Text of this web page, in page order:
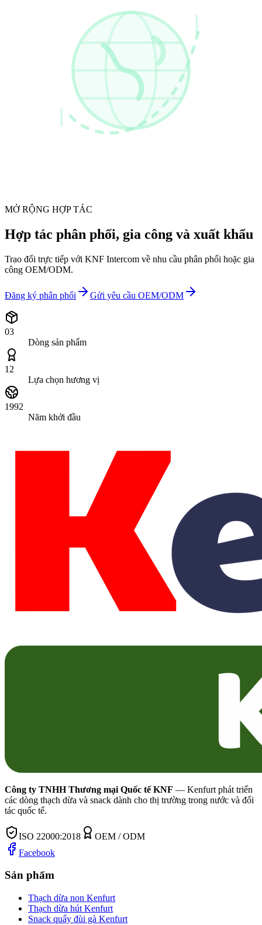
MỞ RỘNG HỢP TÁC
Hợp tác phân phối, gia công và xuất khẩu
Trao đổi trực tiếp với KNF Intercom về nhu cầu phân phối hoặc gia
công OEM/ODM.
Đăng ký phân phối Gửi yêu cầu OEM/ODM
03
Dòng sản phẩm
12
Lựa chọn hương vị
1992
Năm khởi đầu
Công ty TNHH Thương mại Quốc tế KNF — Kenfurt phát triển
các dòng thạch dừa và snack dành cho thị trường trong nước và đối
tác quốc tế.
ISO 22000:2018
OEM / ODM
Facebook
Sản phẩm
Thạch dừa non Kenfurt
Thạch dừa hút Kenfurt
Snack quẩy đùi gà Kenfurt